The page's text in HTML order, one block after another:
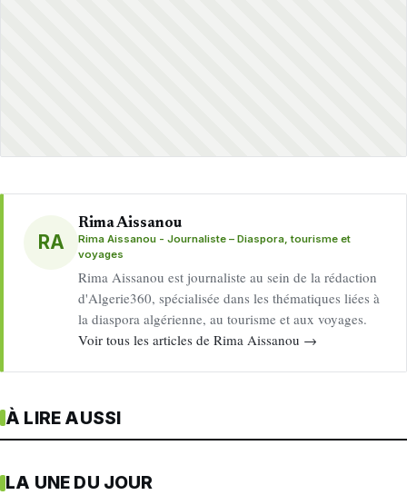
RA
Rima Aissanou
Rima Aissanou - Journaliste – Diaspora, tourisme et
voyages
Rima Aissanou est journaliste au sein de la rédaction
d'Algerie360, spécialisée dans les thématiques liées à
la diaspora algérienne, au tourisme et aux voyages.
Voir tous les articles de Rima Aissanou →
À LIRE AUSSI
LA UNE DU JOUR